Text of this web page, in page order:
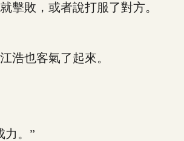
敗，或者說打服了對方。
也客氣了起來。
。”